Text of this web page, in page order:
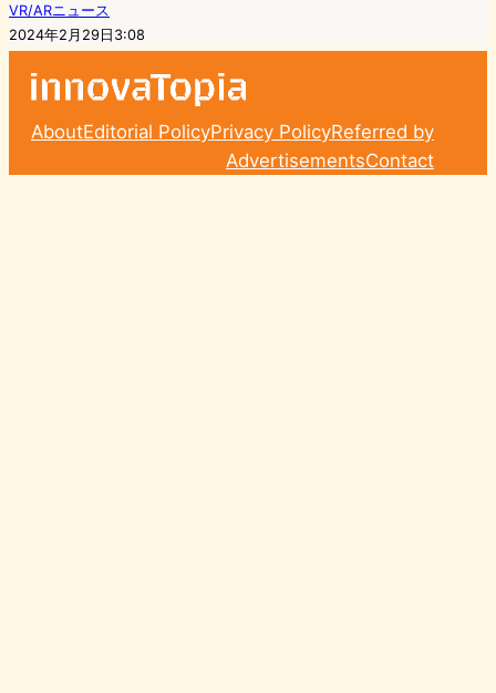
VR/ARニュース
2024年2月29日3:08
AboutEditorial PolicyPrivacy PolicyReferred by
AdvertisementsContact